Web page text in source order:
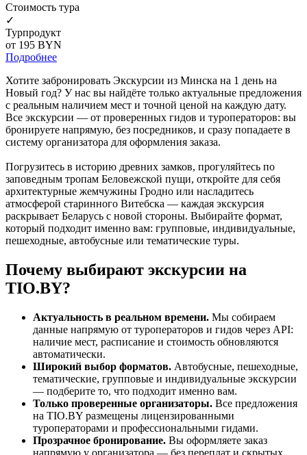
Cтоимость тура
✓
Турпродукт
от 195 BYN
Подробнее
Хотите забронировать Экскурсии из Минска на 1 день на
Новый год? У нас вы найдёте только актуальные предложения
с реальным наличием мест и точной ценой на каждую дату.
Все экскурсии — от проверенных гидов и туроператоров: вы
бронируете напрямую, без посредников, и сразу попадаете в
систему организатора для оформления заказа.
Погрузитесь в историю древних замков, прогуляйтесь по
заповедным тропам Беловежской пущи, откройте для себя
архитектурные жемчужины Гродно или насладитесь
атмосферой старинного Витебска — каждая экскурсия
раскрывает Беларусь с новой стороны. Выбирайте формат,
который подходит именно вам: групповые, индивидуальные,
пешеходные, автобусные или тематические туры.
Почему выбирают экскурсии на
TIO.BY?
Актуальность в реальном времени. Мы собираем
данные напрямую от туроператоров и гидов через API:
наличие мест, расписание и стоимость обновляются
автоматически.
Широкий выбор форматов. Автобусные, пешеходные,
тематические, групповые и индивидуальные экскурсии
— подберите то, что подходит именно вам.
Только проверенные организаторы. Все предложения
на TIO.BY размещены лицензированными
туроператорами и профессиональными гидами.
Прозрачное бронирование. Вы оформляете заказ
напрямую у организатора — без переплат и скрытых